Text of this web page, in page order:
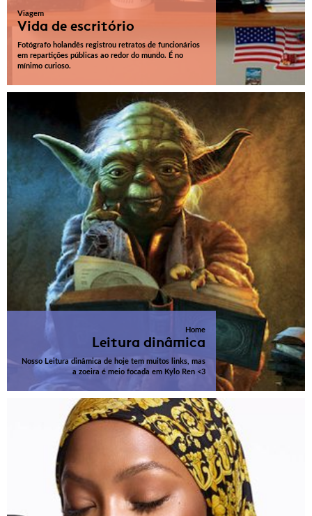
Viagem
Vida de escritório
Fotógrafo holandês registrou retratos de funcionários
em repartições públicas ao redor do mundo. É no
mínimo curioso.
Home
Leitura dinâmica
Nosso Leitura dinâmica de hoje tem muitos links, mas
a zoeira é meio focada em Kylo Ren <3